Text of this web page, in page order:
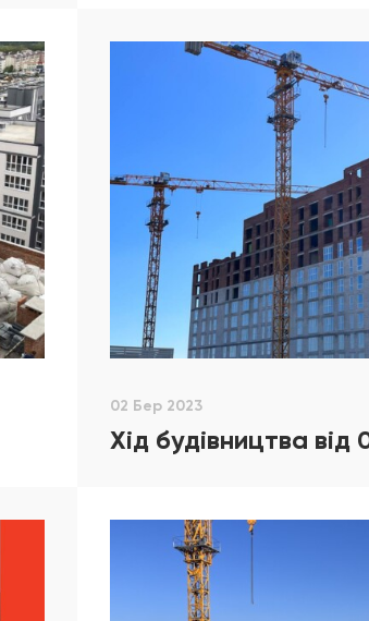
02 Бер 2023
Хід будівництва від